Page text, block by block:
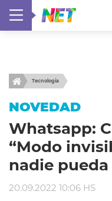
Tecnología
NOVEDAD
Whatsapp:
“Modo
nadie
20.09.2022 10:06 HS